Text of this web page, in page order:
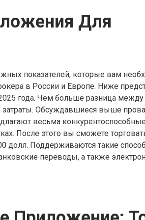
Для
показателей, которые вам
в России и Европе. Ниже
года. Чем больше разница
Обсуждавшиеся выше
весьма
После этого вы сможете
долл. Поддерживаются такие
переводы, а также